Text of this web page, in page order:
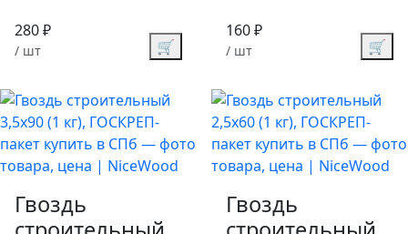
280 ₽
/ шт 🛒
160 ₽
/ шт 🛒
Гвоздь
Гвоздь